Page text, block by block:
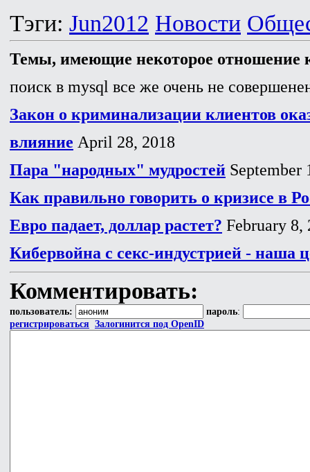
Тэги: Jun2012 Новости
Темы, имеющие некоторое отношение
поиск в mysql все же очень не
Закон о криминализации клиентов
влияние April 28, 2018
Пара "народных" мудростей September
Как правильно говорить о кризисе в
Евро падает, доллар растет? February 8,
Кибервойна с секс-индустрией - наша
Комментировать:
пользователь: пароль:
регистрироваться Залогинится под OpenID